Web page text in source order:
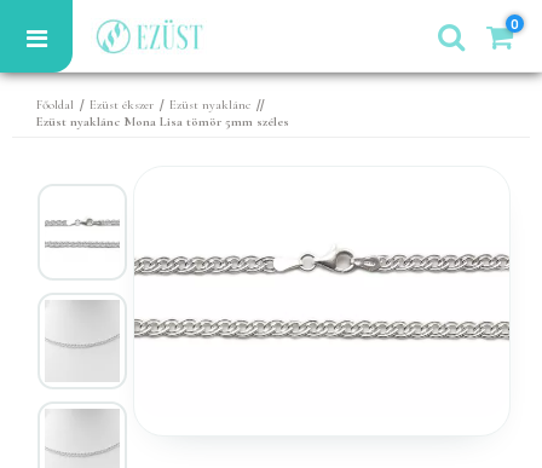
0
Főoldal / Ezüst ékszer / Ezüst nyaklánc //
Ezüst nyaklánc Mona Lisa tömör 5mm széles